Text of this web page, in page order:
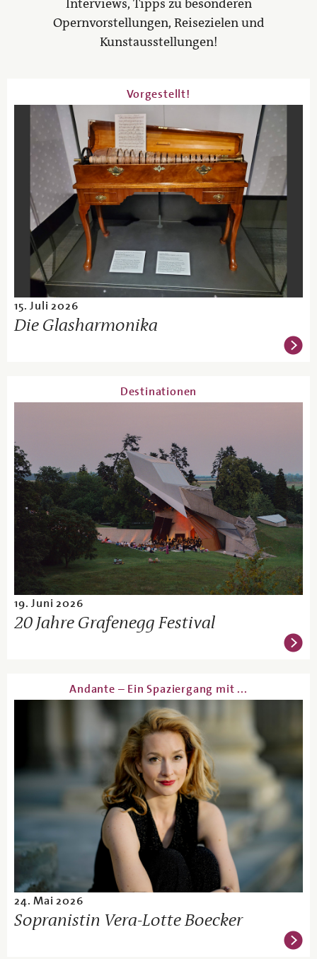
Interviews, Tipps zu besonderen
Opernvorstellungen, Reisezielen und
Kunstausstellungen!
Vorgestellt!
15. Juli 2026
Die Glasharmonika
Destinationen
19. Juni 2026
20 Jahre Grafenegg Festival
Andante – Ein Spaziergang mit ...
24. Mai 2026
Sopranistin Vera-Lotte Boecker